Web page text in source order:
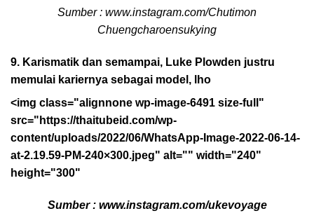
Sumber : www.instagram.com/Chutimon
Chuengcharoensukying
9. Karismatik dan semampai, Luke Plowden justru
memulai kariernya sebagai model, lho
<img class="alignnone wp-image-6491 size-full"
src="https://thaitubeid.com/wp-
content/uploads/2022/06/WhatsApp-Image-2022-06-14-
at-2.19.59-PM-240×300.jpeg" alt="" width="240"
height="300"
Sumber : www.instagram.com/ukevoyage